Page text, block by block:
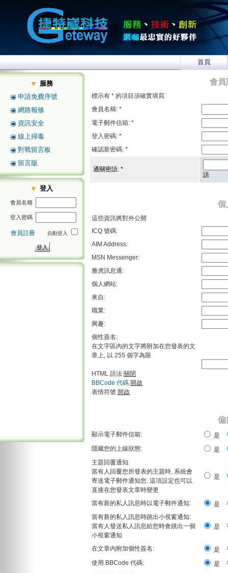
首頁
服務
申請免費序號
網路報修
資訊安全
線上掃毒
對戰留言板
留言版
登入
會員名稱
登入密碼
會員註冊 自動登入
會員
標示有 * 的項目須確實填寫
會員名稱: *
電子郵件信箱: *
登入密碼: *
確認新密碼: *
通關密語: *
語
個
這些資訊將對外公開
ICQ 號碼:
AIM Address:
MSN Messenger:
雅虎訊息通:
個人網站:
來自:
職業:
興趣:
個性簽名:
在文字區內的文字將附加在您發表的文
章上, 以 255 個字為限
HTML 語法 關閉
BBCode 代碼 開啟
表情符號 開啟
偏
顯示電子郵件信箱:
是
隱藏您的上線狀態:
是
主題回覆通知:
當有人回覆您所發表的主題時, 系統會
寄送電子郵件通知您. 這項設定也可以
直接在您發表文章時變更
是
當有新的私人訊息時以電子郵件通知:
是
當有新的私人訊息時跳出小視窗通知:
當有人發送私人訊息給您時會跳出一個
小視窗通知
是
在文章內附加個性簽名:
是
使用 BBCode 代碼:
是